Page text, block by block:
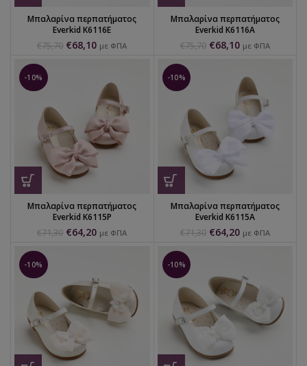
Μπαλαρίνα περπατήματος
Everkid K6116E
€75,70 €68,10 με ΦΠΑ
Μπαλαρίνα περπατήματος
Everkid K6116A
€75,70 €68,10 με ΦΠΑ
-10%
Μπαλαρίνα περπατήματος
Everkid K6115P
€71,30 €64,20 με ΦΠΑ
-10%
Μπαλαρίνα περπατήματος
Everkid K6115A
€71,30 €64,20 με ΦΠΑ
-10% -10%